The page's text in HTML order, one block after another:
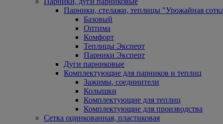
Парники, стелажи, теплицы "Урожайная
Базовый
Оптима
Комфорт
Теплицы Эксперт
Парники Эксперт
Дуги парниковые
Комплектующие для парников и теплиц
Зажимы, соединители
Колышки
Комплектующие для теплиц
Комплектующие для производства
Сетка оцинкованная, пластиковая